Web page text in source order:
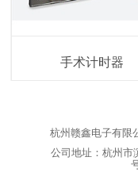
手术计时器
杭州赣鑫电子有限
公司地址：杭州市